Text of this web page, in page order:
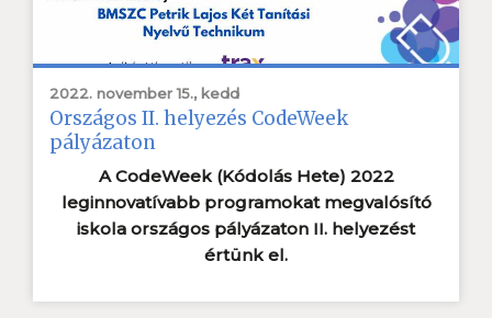
2022. november 15., kedd
Országos II. helyezés CodeWeek
pályázaton
A CodeWeek (Kódolás Hete) 2022
leginnovatívabb programokat megvalósító
iskola országos pályázaton II. helyezést
értünk el.